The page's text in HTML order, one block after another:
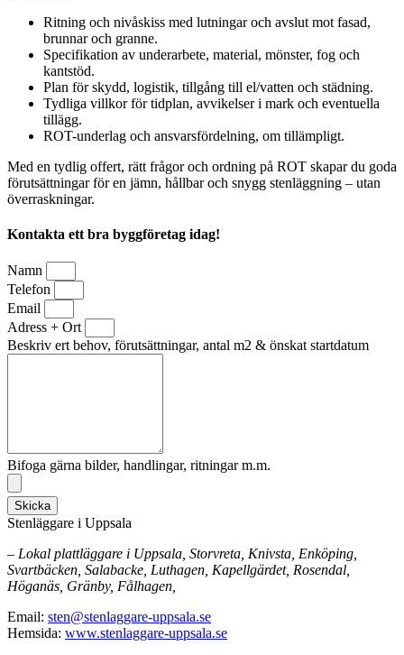
Ritning och nivåskiss med lutningar och avslut mot fasad,
brunnar och granne.
Specifikation av underarbete, material, mönster, fog och
kantstöd.
Plan för skydd, logistik, tillgång till el/vatten och städning.
Tydliga villkor för tidplan, avvikelser i mark och eventuella
tillägg.
ROT-underlag och ansvarsfördelning, om tillämpligt.
Med en tydlig offert, rätt frågor och ordning på ROT skapar du goda
förutsättningar för en jämn, hållbar och snygg stenläggning – utan
överraskningar.
Kontakta ett bra byggföretag idag!
Namn
Telefon
Email
Adress + Ort
Beskriv ert behov, förutsättningar, antal m2 & önskat startdatum
Bifoga gärna bilder, handlingar, ritningar m.m.
Skicka
Stenläggare i Uppsala
– Lokal plattläggare i Uppsala, Storvreta, Knivsta, Enköping,
Svartbäcken, Salabacke, Luthagen, Kapellgärdet, Rosendal,
Höganäs, Gränby, Fålhagen,
Email: sten@stenlaggare-uppsala.se
Hemsida: www.stenlaggare-uppsala.se